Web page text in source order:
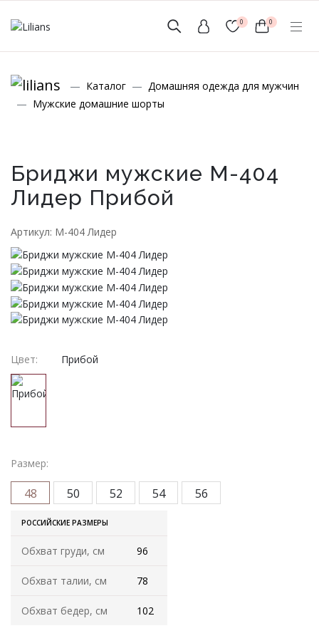
0 0
+7 (999) 156-56-43
www.lilians-kazan@mail.ru
Мужской Ассортимент
Детcкий трикотаж
Женская одежда
Халаты
Домашняя одежда
Женские спортивные костюмы
Жакеты женские
Комплекты женские повседневные
Футболки и блузки
Каталог
Домашняя одежда для мужчин
Мужские домашние шорты
Бриджи мужские М-404
Лидер Прибой
Артикул: М-404 Лидер
Цвет: Прибой
Размер:
48
РОССИЙСКИЕ РАЗМЕРЫ
Обхват груди, см 96
Обхват талии, см 78
Обхват бедер, см 102
50 52 54 56